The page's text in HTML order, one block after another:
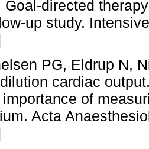
Goal-directed
up study.
PG, Eldrup N,
cardiac
of
Acta